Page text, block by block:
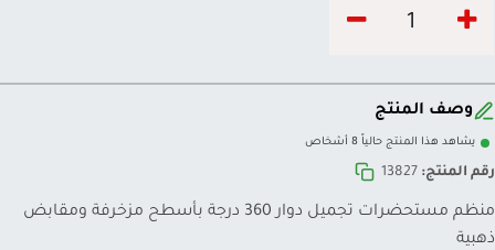
وصف المنتج
يشاهد هذا المنتج حالياً 8 أشخاص
رقم المنتج: 13827
منظم مستحضرات تجميل دوار 360 درجة بأسطح مزخرفة ومقابض
ذهبية